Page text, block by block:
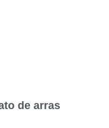
de arras